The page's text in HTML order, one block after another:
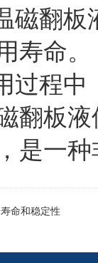
翻板液
寿命。
程中
板液
是一
命和稳定性